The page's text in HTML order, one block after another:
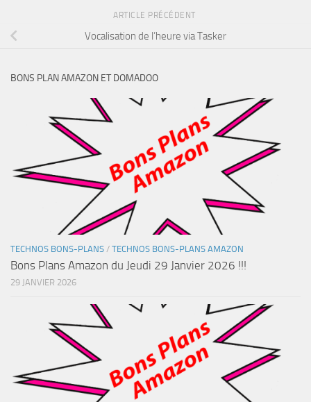
ARTICLE PRÉCÉDENT
Vocalisation de l’heure via Tasker
BONS PLAN AMAZON ET DOMADOO
TECHNOS BONS-PLANS / TECHNOS BONS-PLANS AMAZON
Bons Plans Amazon du Jeudi 29 Janvier 2026 !!!
29 JANVIER 2026